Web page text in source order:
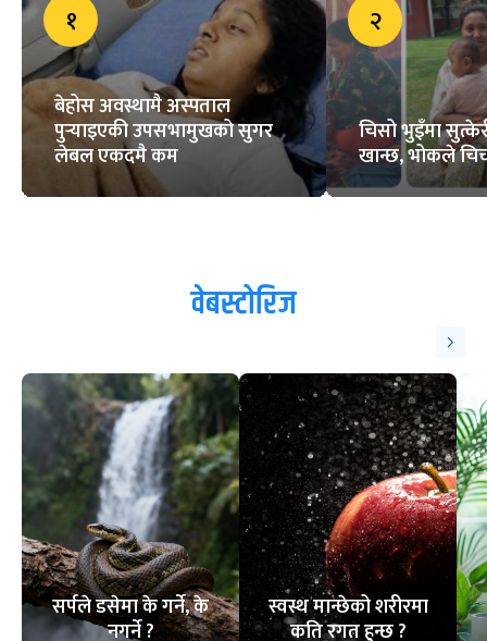
१
बेहोस अवस्थामै अस्पताल
पुर्‍याइएकी उपसभामुखको सुगर
लेबल एकदमै कम
२
चिसो भुइँमा
खान्छ, भोकले
वेबस्टोरिज
सर्पले डसेमा के गर्ने, के
नगर्ने ?
स्वस्थ मान्छेको शरीरमा
कति रगत हुन्छ ?